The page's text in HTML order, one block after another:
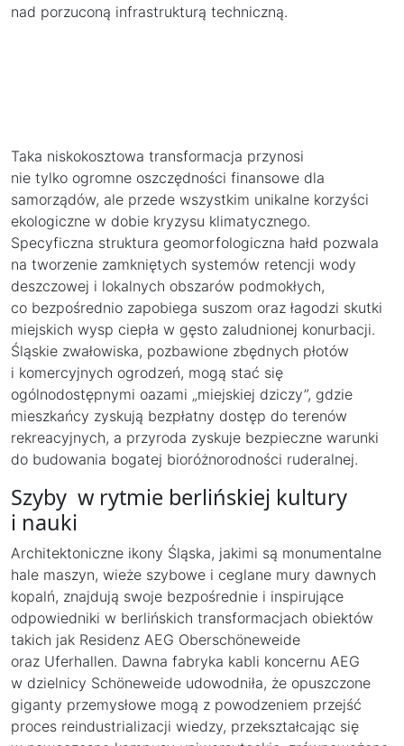
nad porzuconą infrastrukturą techniczną.
Taka niskokosztowa transformacja przynosi
nie tylko ogromne oszczędności finansowe dla
samorządów, ale przede wszystkim unikalne korzyści
ekologiczne w dobie kryzysu klimatycznego.
Specyficzna struktura geomorfologiczna hałd pozwala
na tworzenie zamkniętych systemów retencji wody
deszczowej i lokalnych obszarów podmokłych,
co bezpośrednio zapobiega suszom oraz łagodzi skutki
miejskich wysp ciepła w gęsto zaludnionej konurbacji.
Śląskie zwałowiska, pozbawione zbędnych płotów
i komercyjnych ogrodzeń, mogą stać się
ogólnodostępnymi oazami „miejskiej dziczy”, gdzie
mieszkańcy zyskują bezpłatny dostęp do terenów
rekreacyjnych, a przyroda zyskuje bezpieczne warunki
do budowania bogatej bioróżnorodności ruderalnej.
Szyby w rytmie berlińskiej kultury
i nauki
Architektoniczne ikony Śląska, jakimi są monumentalne
hale maszyn, wieże szybowe i ceglane mury dawnych
kopalń, znajdują swoje bezpośrednie i inspirujące
odpowiedniki w berlińskich transformacjach obiektów
takich jak Residenz AEG Oberschöneweide
oraz Uferhallen. Dawna fabryka kabli koncernu AEG
w dzielnicy Schöneweide udowodniła, że opuszczone
giganty przemysłowe mogą z powodzeniem przejść
proces reindustrializacji wiedzy, przekształcając się